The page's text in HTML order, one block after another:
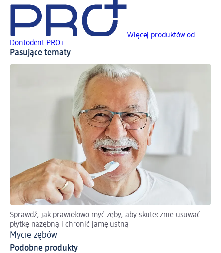
Więcej produktów od
Dontodent PRO+
Pasujące tematy
Sprawdź, jak prawidłowo myć zęby, aby skutecznie usuwać
płytkę nazębną i chronić jamę ustną
Mycie zębów
Podobne produkty